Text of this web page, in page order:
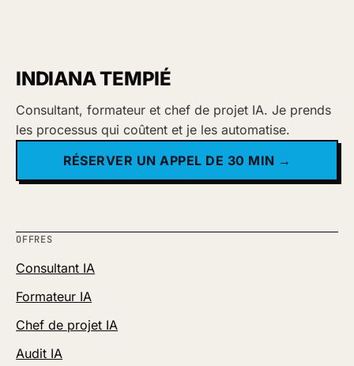
INDIANA TEMPIÉ
Consultant, formateur et chef de projet IA. Je prends
les processus qui coûtent et je les automatise.
RÉSERVER UN APPEL DE 30 MIN →
OFFRES
Consultant IA
Formateur IA
Chef de projet IA
Audit IA